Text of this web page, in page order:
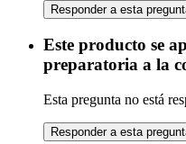
Responder a esta
Este producto se
preparatoria a la
Esta pregunta no está
Responder a esta